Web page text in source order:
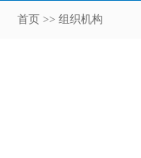
首页 >> 组织机构